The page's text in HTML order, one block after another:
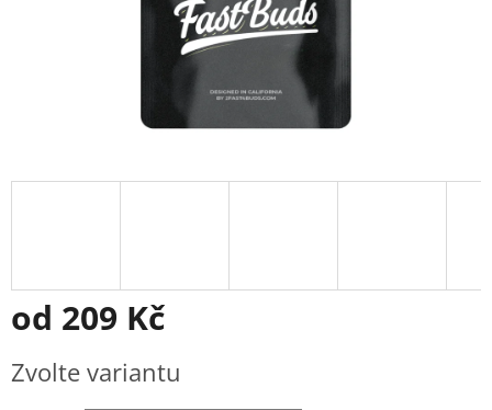
od 209 Kč
cena:
Zvolte variantu